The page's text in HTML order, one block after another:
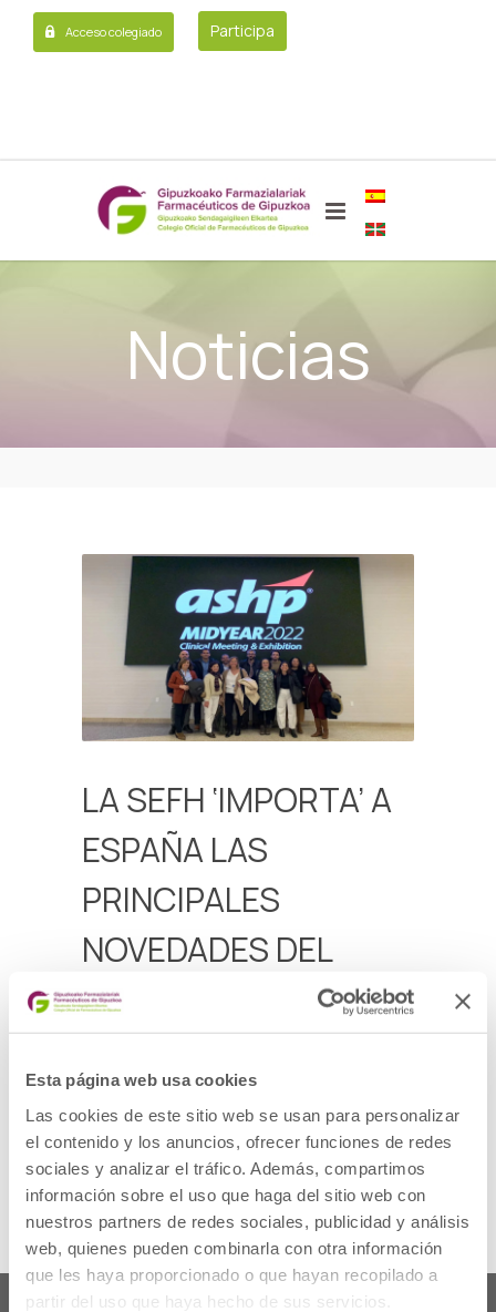
Esta página web usa cookies
Las cookies de este sitio web se usan para personalizar
el contenido y los anuncios, ofrecer funciones de redes
sociales y analizar el tráfico. Además, compartimos
información sobre el uso que haga del sitio web con
nuestros partners de redes sociales, publicidad y análisis
web, quienes pueden combinarla con otra información
que les haya proporcionado o que hayan recopilado a
partir del uso que haya hecho de sus servicios.
Acceso colegiado Participa
Noticias
LA SEFH ‘IMPORTA’ A
ESPAÑA LAS
PRINCIPALES
NOVEDADES DEL
‘MIDYEAR’ DE LA ASHP
Vegas (EEUU), ha reunido a más de 25.000
profesionales de la Farmacia Hospitalaria y la
Industria Farmacéutica de todo el mundo.
Para ver la noticia completa pulsaaquí.